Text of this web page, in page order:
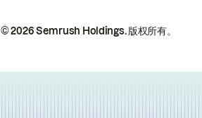
© 2026 Semrush Holdings.版权所有。